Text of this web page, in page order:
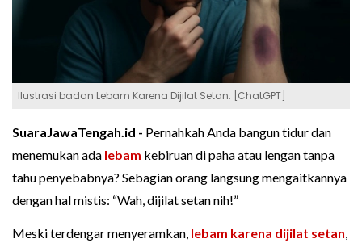
Ilustrasi badan Lebam Karena Dijilat Setan. [ChatGPT]
SuaraJawaTengah.id - Pernahkah Anda bangun tidur dan
menemukan ada lebam kebiruan di paha atau lengan tanpa
tahu penyebabnya? Sebagian orang langsung mengaitkannya
dengan hal mistis: “Wah, dijilat setan nih!”
Meski terdengar menyeramkan, lebam karena dijilat setan,